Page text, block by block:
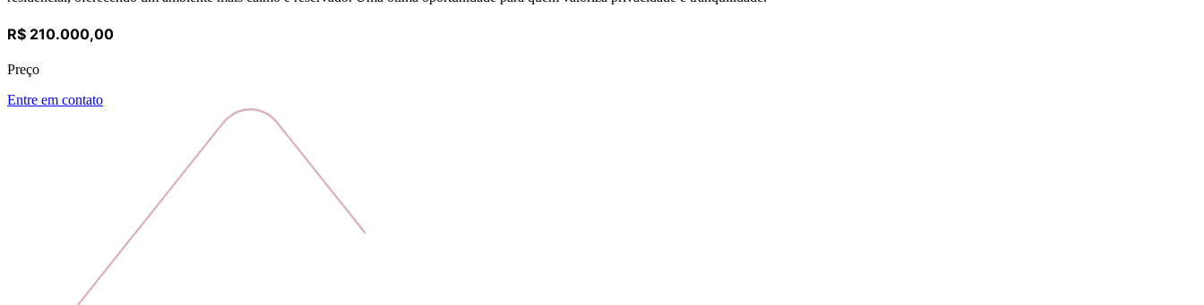
R$ 210.000,00
Preço
Entre em contato